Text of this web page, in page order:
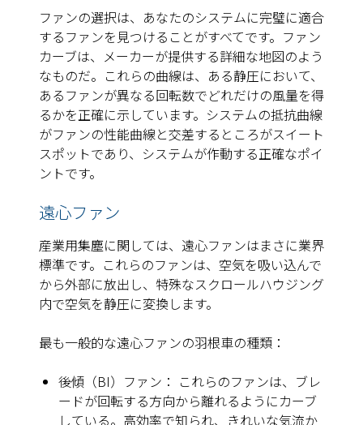
ファンの選択は、あなたのシステムに完璧に適合
するファンを見つけることがすべてです。ファン
カーブは、メーカーが提供する詳細な地図のよう
なものだ。これらの曲線は、ある静圧において、
あるファンが異なる回転数でどれだけの風量を得
るかを正確に示しています。システムの抵抗曲線
がファンの性能曲線と交差するところがスイート
スポットであり、システムが作動する正確なポイ
ントです。
遠心ファン
産業用集塵に関しては、遠心ファンはまさに業界
標準です。これらのファンは、空気を吸い込んで
から外部に放出し、特殊なスクロールハウジング
内で空気を静圧に変換します。
最も一般的な遠心ファンの羽根車の種類：
後傾（BI）ファン： これらのファンは、ブレ
ードが回転する方向から離れるようにカーブ
している。高効率で知られ、きれいな気流か